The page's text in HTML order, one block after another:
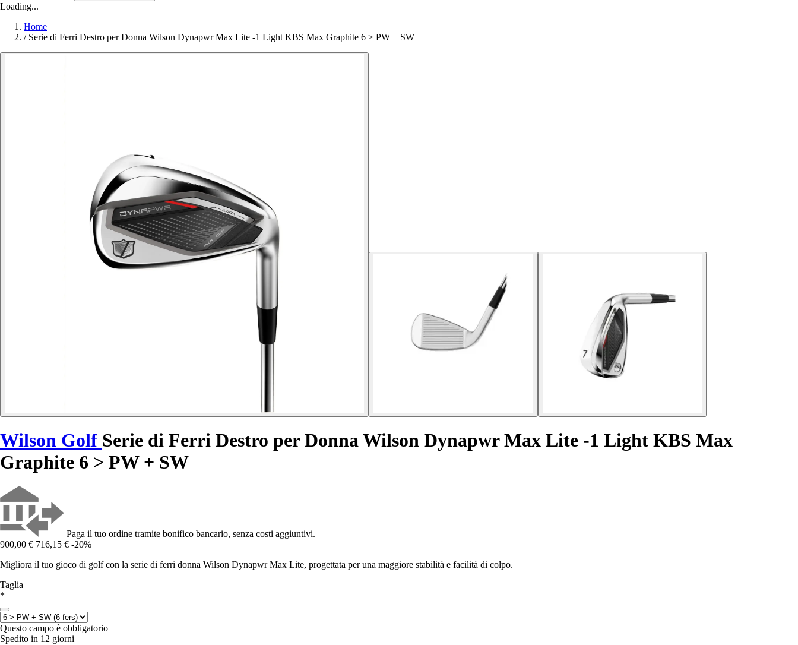
Loading...
Home
/ Serie di Ferri Destro per Donna Wilson Dynapwr Max Lite -1 Light KBS Max Graphite 6 > PW + SW
Wilson Golf Serie di Ferri Destro per Donna Wilson Dynapwr Max Lite -1 Light KBS Max
Graphite 6 > PW + SW
Paga il tuo ordine tramite bonifico bancario, senza costi aggiuntivi.
900,00 € 716,15 € -20%
Migliora il tuo gioco di golf con la serie di ferri donna Wilson Dynapwr Max Lite, progettata per una maggiore stabilità e facilità di colpo.
Taglia
*
Questo campo è obbligatorio
Spedito in 12 giorni